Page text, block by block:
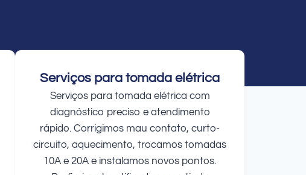
Serviços para tomada elétrica
Serviços para tomada elétrica com
diagnóstico preciso e atendimento
rápido. Corrigimos mau contato, curto-
circuito, aquecimento, trocamos tomadas
10A e 20A e instalamos novos pontos.